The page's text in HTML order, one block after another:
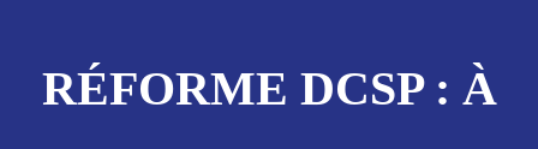
RÉFORME DCSP : À